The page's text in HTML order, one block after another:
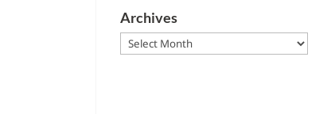
Archives
Archives